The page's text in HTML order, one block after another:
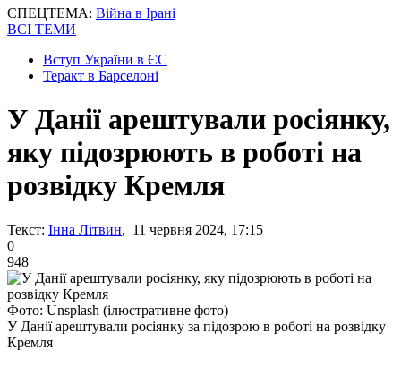
СПЕЦТЕМА: Війна в Ірані
ВСІ ТЕМИ
Вступ України в ЄС
Теракт в Барселоні
У Данії арештували росіянку,
яку підозрюють в роботі на
розвідку Кремля
Текст: Інна Літвин, 11 червня 2024, 17:15
0
948
Фото: Unsplash (ілюстративне фото)
У Данії арештували росіянку за підозрою в роботі на розвідку
Кремля